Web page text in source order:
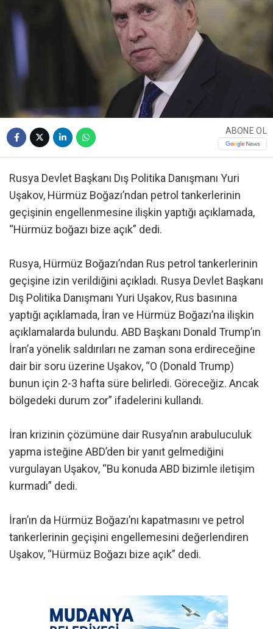
ABONE OL
Rusya Devlet Başkanı Dış Politika Danışmanı Yuri
Uşakov, Hürmüz Boğazı’ndan petrol tankerlerinin
geçişinin engellenmesine ilişkin yaptığı açıklamada,
“Hürmüz boğazı bize açık” dedi.
Rusya, Hürmüz Boğazı’ndan Rus petrol tankerlerinin
geçişine izin verildiğini açıkladı. Rusya Devlet Başkanı
Dış Politika Danışmanı Yuri Uşakov, Rus basınına
yaptığı açıklamada, İran ve Hürmüz Boğazı’na ilişkin
açıklamalarda bulundu. ABD Başkanı Donald Trump’ın
İran’a yönelik saldırıları ne zaman sona erdireceğine
dair bir soru üzerine Uşakov, “O (Donald Trump)
bunun için 2-3 hafta süre belirledi. Göreceğiz. Ancak
bölgedeki durum zor” ifadelerini kullandı.
İran krizinin çözümüne dair Rusya’nın arabuluculuk
yapma isteğine ABD’den bir yanıt gelmediğini
vurgulayan Uşakov, “Bu konuda ABD bizimle iletişim
kurmadı” dedi.
İran’ın da Hürmüz Boğazı’nı kapatmasını ve petrol
tankerlerinin geçişini engellemesini değerlendiren
Uşakov, “Hürmüz Boğazı bize açık” dedi.